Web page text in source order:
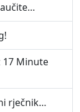
17 Minute
rječnik…